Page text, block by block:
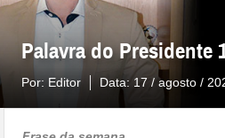
Palavra do Presidente
Por: Editor Data: 17 / agosto /